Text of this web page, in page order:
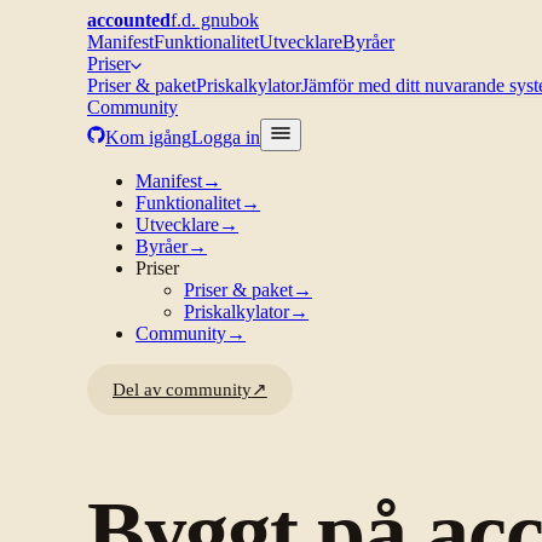
accountedf.d. gnubok
ManifestFunktionalitetUtvecklareByråer
Priser
Priser & paketPriskalkylatorJämför med ditt nuvarande
Community
Kom igångLogga in
Manifest→
Funktionalitet→
Utvecklare→
Byråer→
Priser
Priser & paket→
Priskalkylator→
Community→
Del av community↗